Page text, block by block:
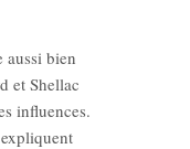
bien
et Shellac
influences.